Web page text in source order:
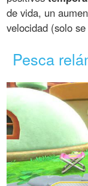
de vida, un
velocidad (solo
Pesca